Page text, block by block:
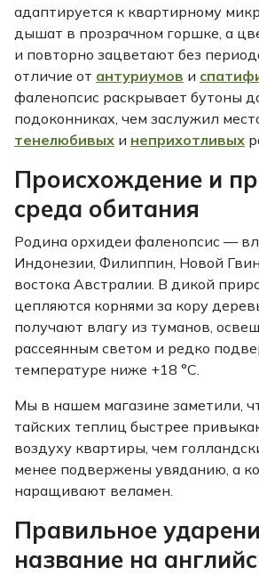
адаптируется к квартирному
дышат в прозрачном горшке, а
и повторно зацветают без
отличие от антуриумов и
фаленопсис раскрывает бутоны
подоконниках, чем заслужил
тенелюбивых и неприхотливых
Происхождение и
среда обитания
Родина орхидеи фаленопсис —
Индонезии, Филиппин, Новой
востока Австралии. В дикой
цепляются корнями за кору
получают влагу из туманов,
рассеянным светом и редко
температуре ниже +18 °C.
Мы в нашем магазине заметили,
тайских теплиц быстрее
воздуху квартиры, чем
менее подвержены увяданию, а
наращивают веламен.
Правильное
название на